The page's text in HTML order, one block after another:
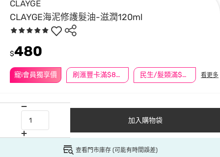
CLAYGE
CLAYGE海泥修護髮油-滋潤120ml
寵i會員獨享價 刷滙豐卡滿$888送3萬點 民生/髮類滿$388送舒潔冰巾 看更多
$480
加入購物袋
查看門市庫存 (可能有時間誤差)